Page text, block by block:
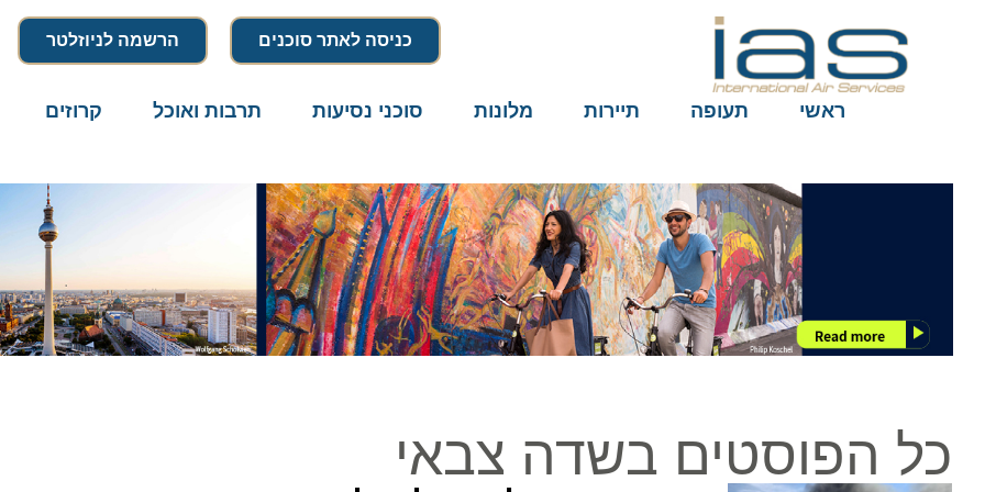
כניסה לאתר סוכנים הרשמה לניוזלטר
ראשי תעופה תיירות מלונות סוכני נסיעות תרבות ואוכל קרוזים
כל הפוסטים בשדה צבאי